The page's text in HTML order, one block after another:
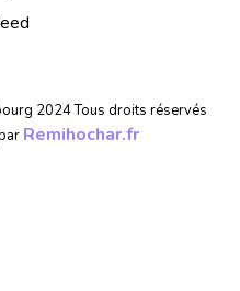
2024 Tous droits réservés
Remihochar.fr